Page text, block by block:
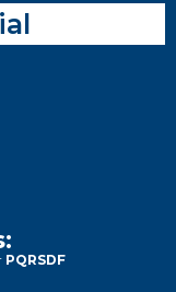
PQRSDF